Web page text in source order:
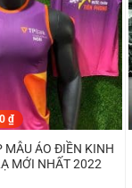
₫
MẪU ÁO ĐIỀN KINH
MỚI NHẤT 2022